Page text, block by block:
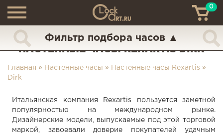
+7 (925) 517-68-49
ТН
0
Фильтр подбора часов ▲
НАСТЕННЫЕ ЧАСЫ REXARTIS DIRK
Главная » Настенные часы » Настенные часы Rexartis »
Dirk
Итальянская компания Rexartis пользуется заметной
популярностью на международном рынке.
Дизайнерские модели, выпускаемые под этой торговой
маркой, завоевали доверие покупателей удачным